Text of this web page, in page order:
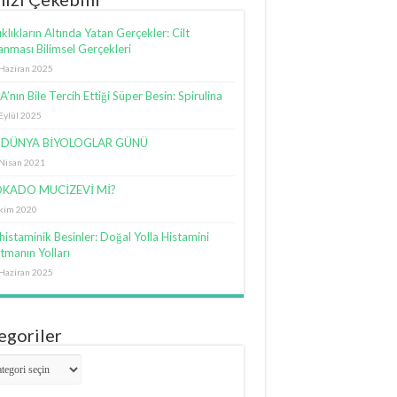
Altında Yatan Gerçekler: Cilt
Bilimsel Gerçekleri
2025
Bile Tercih Ettiği Süper Besin: Spirulina
2025
DÜNYA BİYOLOGLAR GÜNÜ
2021
MUCİZEVİ Mİ?
2020
Besinler: Doğal Yolla Histamini
Yolları
2025